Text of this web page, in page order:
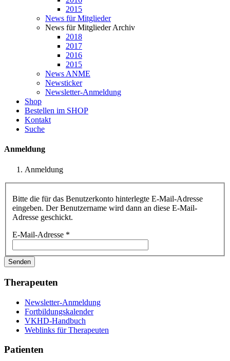
2015
News für Mitglieder
News für Mitglieder Archiv
2018
2017
2016
2015
News ANME
Newsticker
Newsletter-Anmeldung
Shop
Bestellen im SHOP
Kontakt
Suche
Anmeldung
Anmeldung
Bitte die für das Benutzerkonto hinterlegte E-Mail-Adresse
eingeben. Der Benutzername wird dann an diese E-Mail-
Adresse geschickt.
E-Mail-Adresse *
Senden
Therapeuten
Newsletter-Anmeldung
Fortbildungskalender
VKHD-Handbuch
Weblinks für Therapeuten
Patienten